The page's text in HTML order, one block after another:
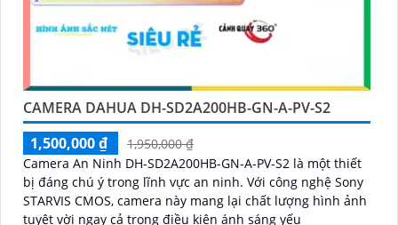
CAMERA DAHUA DH-SD2A200HB-GN-A-PV-S2
1,500,000 ₫
1,950,000 ₫
Camera An Ninh DH-SD2A200HB-GN-A-PV-S2 là một thiết
bị đáng chú ý trong lĩnh vực an ninh. Với công nghệ Sony
STARVIS CMOS, camera này mang lại chất lượng hình ảnh
tuyệt vời ngay cả trong điều kiện ánh sáng yếu